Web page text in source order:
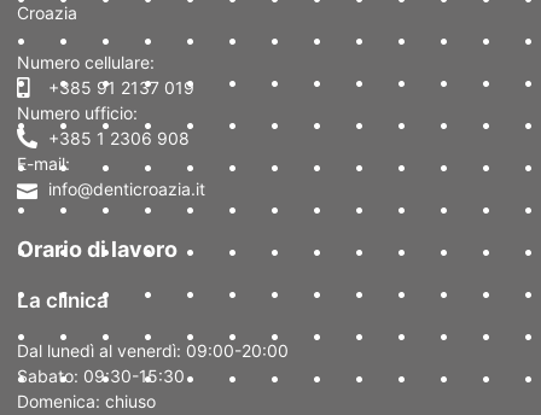
Croazia
Numero cellulare:
+385 91 2137 019
Numero ufficio:
+385 1 2306 908
E-mail:
info@denticroazia.it
Orario di lavoro
La clinica
Dal lunedì al venerdì: 09:00-20:00
Sabato: 09:30-15:30
Domenica: chiuso